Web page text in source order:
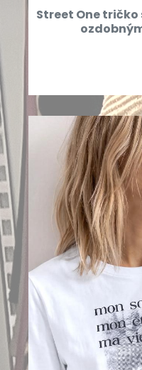
Street One